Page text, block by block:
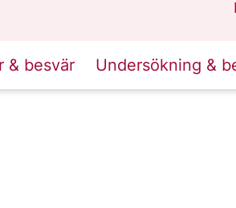
& besvär Undersökning &